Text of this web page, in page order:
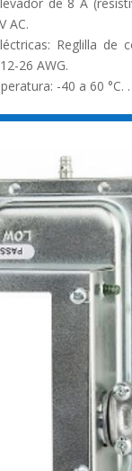
AC.
Reglilla de
26 AWG.
-40 a 60 °C. .